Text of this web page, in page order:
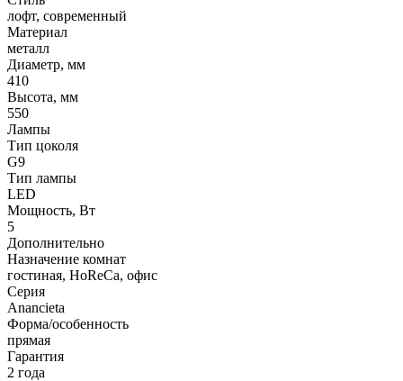
лофт, современный
Материал
металл
Диаметр, мм
410
Высота, мм
550
Лампы
Тип цоколя
G9
Тип лампы
LED
Мощность, Вт
5
Дополнительно
Назначение комнат
гостиная, HoReCa, офис
Серия
Anancieta
Форма/особенность
прямая
Гарантия
2 года